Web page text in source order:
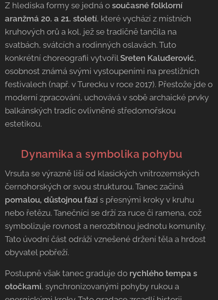
Z hlediska formy se jedná o současné folklorní
aranžmá 20. a 21. století, které vychází z místních
kruhových orů a kol, jež se tradičně tančila na
svatbách, svátcích a rodinných oslavách. Tuto
konkrétní choreografii vytvořilSreten Kaluđerović,
osobnost známá svými vystoupeními na prestižních
festivalech (např. v Turecku v roce 2017). Přestože jde o
moderní zpracování, uchovává v sobě archaické prvky
balkánských tradic ovlivněné středomořskou
estetikou.
💃 Dynamika a symbolika pohybu
Vrsuta se výrazně liší od klasických vnitrozemských
černohorských or svou strukturou. Tanec začíná
pomalou, důstojnou fází s přesnými kroky v kruhu
nebo řetězu. Tanečníci se drží za ruce či ramena, což
symbolizuje rovnost a nerozbitnou jednotu komunity.
Tato úvodní část odráží vznešené držení těla a hrdost
obyvatel pobřeží.
Postupně však tanec graduje do rychlého tempa s
otočkami, synchronizovanými pohyby rukou a